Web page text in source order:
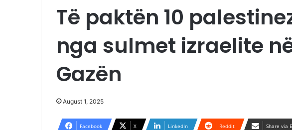
Të paktën 10
nga sulmet izraelite
Gazën
August 1, 2025
Facebook X LinkedIn Reddit Share via